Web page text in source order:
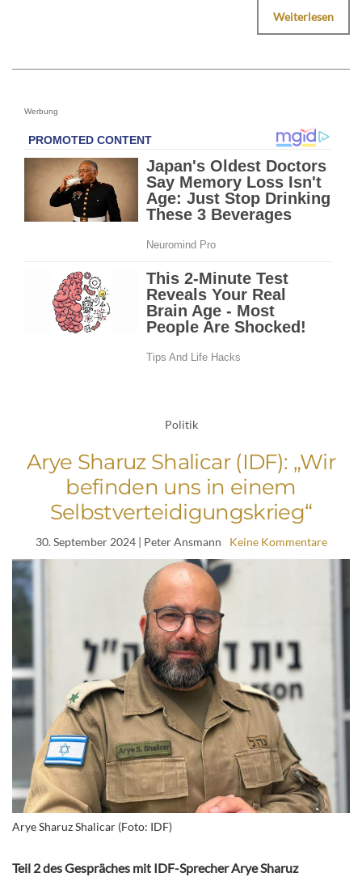
Weiterlesen
Werbung
Politik
Arye Sharuz Shalicar (IDF): „Wir
befinden uns in einem
Selbstverteidigungskrieg“
30. September 2024| Peter Ansmann Keine Kommentare
Arye Sharuz Shalicar (Foto: IDF)
Teil 2 des Gespräches mit IDF-Sprecher Arye Sharuz